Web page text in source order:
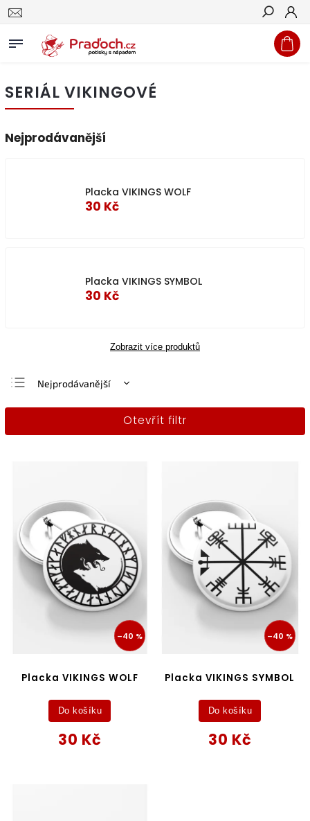
Hledat
SERIÁL VIKINGOVÉ
Nejprodávanější
Placka VIKINGS WOLF
30 Kč
Placka VIKINGS SYMBOL
30 Kč
Zobrazit více produktů
Nejprodávanější
Nejlevnější
Otevřít filtr
–40 %
Placka VIKINGS WOLF
30 Kč
Do košíku
–40 %
Placka VIKINGS SYMBOL
30 Kč
Do košíku